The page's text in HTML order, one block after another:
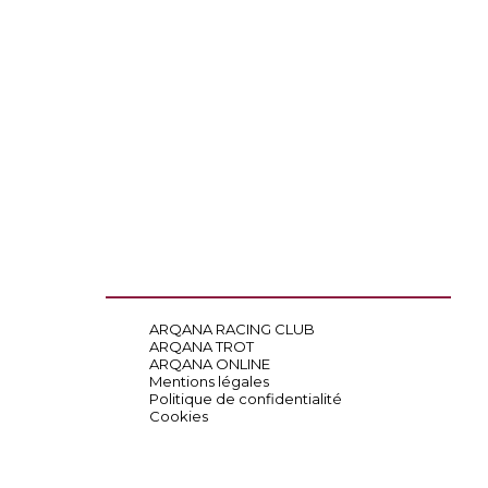
ARQANA RACING CLUB
ARQANA TROT
ARQANA ONLINE
Mentions légales
Politique de confidentialité
Cookies